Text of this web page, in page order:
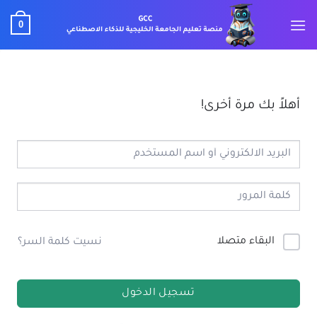
للمحتوى
0
أهلاً بك مرة أخرى!
البقاء متصلا نسيت كلمة السر؟
تسجيل الدخول